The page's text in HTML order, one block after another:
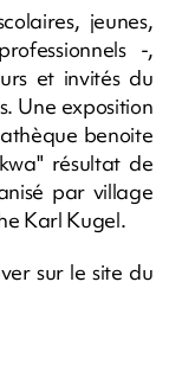
jeunes,
-,
et invités du
Une exposition
benoite
résultat de
par village
Karl Kugel.
sur le site du